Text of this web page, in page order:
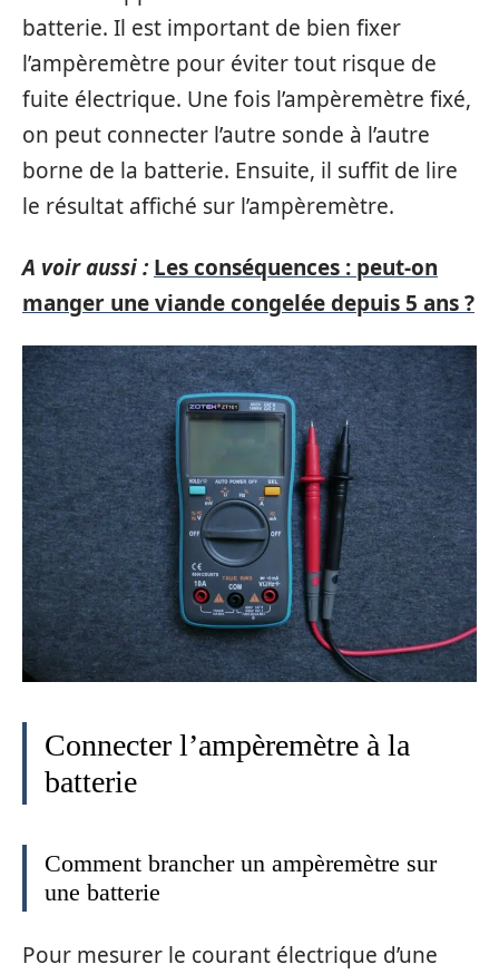
batterie. Il est important de bien fixer
l’ampèremètre pour éviter tout risque de
fuite électrique. Une fois l’ampèremètre fixé,
on peut connecter l’autre sonde à l’autre
borne de la batterie. Ensuite, il suffit de lire
le résultat affiché sur l’ampèremètre.
A voir aussi : Les conséquences : peut-on
manger une viande congelée depuis 5 ans ?
Connecter l’ampèremètre à la
batterie
Comment brancher un ampèremètre sur
une batterie
Pour mesurer le courant électrique d’une